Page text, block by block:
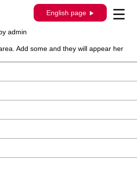
English page
/ J-451 / ダイハツ ＣＯ
admin
Add some and they will appear her